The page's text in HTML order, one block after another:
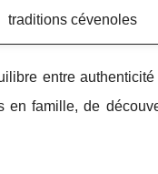
traditions cévenoles
entre
famille, de